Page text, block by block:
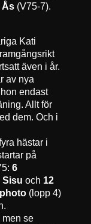
Ås (V75-7).
Kati
även i år.
av nya
endast
Allt för
dem. Och i
hästar i
på
6
Sisu och 12
(lopp 4)
men se